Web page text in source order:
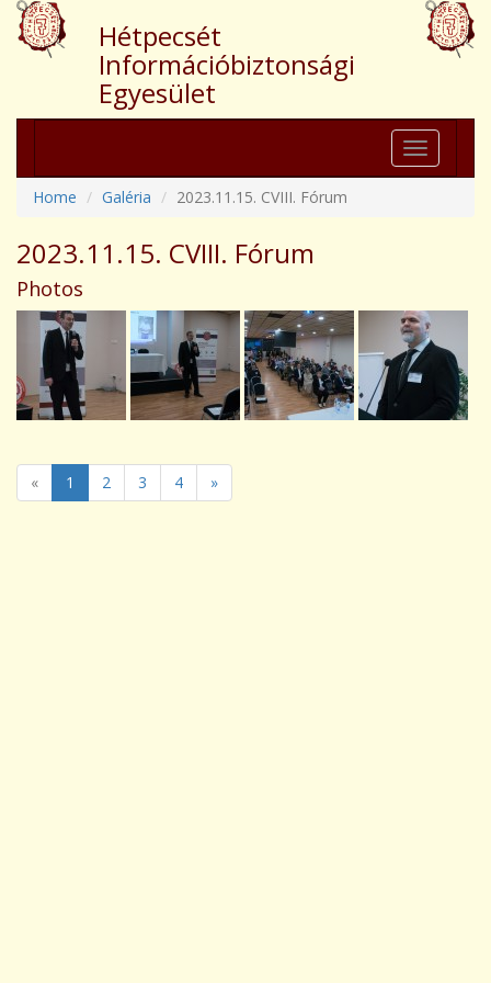
Hétpecsét
Információbiztonsági
Egyesület
Toggle
navigation
Home
Galéria 2023.11.15. CVIII. Fórum
2023.11.15. CVIII. Fórum
Photos
« 1 2 3 4 »